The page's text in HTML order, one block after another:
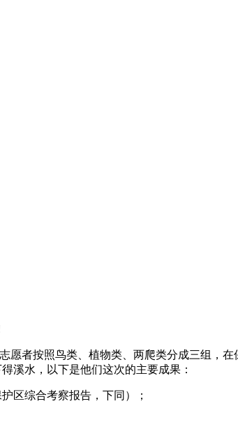
愿者按照鸟类、植物类、两爬类分成三组，
溪水，以下是他们这次的主要成果：
区综合考察报告，下同）；